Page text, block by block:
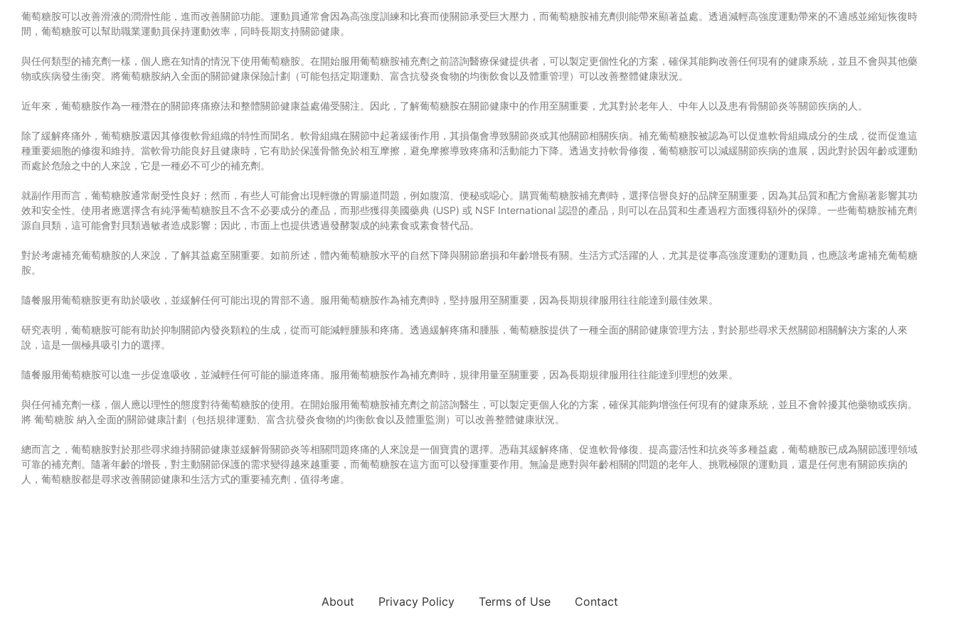
葡萄糖胺可以改善滑液的潤滑性能，進而改善關節功能。運動員通常會因為高強度訓練和比賽而使關節承受巨大壓力，而葡萄糖胺補充劑則能帶來顯著益處。透過減輕高強度運動帶來的不適感並縮短恢復時
間，葡萄糖胺可以幫助職業運動員保持運動效率，同時長期支持關節健康。
與任何類型的補充劑一樣，個人應在知情的情況下使用葡萄糖胺。在開始服用葡萄糖胺補充劑之前諮詢醫療保健提供者，可以製定更個性化的方案，確保其能夠改善任何現有的健康系統，並且不會與其他藥
物或疾病發生衝突。將葡萄糖胺納入全面的關節健康保險計劃（可能包括定期運動、富含抗發炎食物的均衡飲食以及體重管理）可以改善整體健康狀況。
近年來，葡萄糖胺作為一種潛在的關節疼痛療法和整體關節健康益處備受關注。因此，了解葡萄糖胺在關節健康中的作用至關重要，尤其對於老年人、中年人以及患有骨關節炎等關節疾病的人。
除了緩解疼痛外，葡萄糖胺還因其修復軟骨組織的特性而聞名。軟骨組織在關節中起著緩衝作用，其損傷會導致關節炎或其他關節相關疾病。補充葡萄糖胺被認為可以促進軟骨組織成分的生成，從而促進這
種重要細胞的修復和維持。當軟骨功能良好且健康時，它有助於保護骨骼免於相互摩擦，避免摩擦導致疼痛和活動能力下降。透過支持軟骨修復，葡萄糖胺可以減緩關節疾病的進展，因此對於因年齡或運動
而處於危險之中的人來說，它是一種必不可少的補充劑。
就副作用而言，葡萄糖胺通常耐受性良好；然而，有些人可能會出現輕微的胃腸道問題，例如腹瀉、便秘或噁心。購買葡萄糖胺補充劑時，選擇信譽良好的品牌至關重要，因為其品質和配方會顯著影響其功
效和安全性。使用者應選擇含有純淨葡萄糖胺且不含不必要成分的產品，而那些獲得美國藥典 (USP) 或 NSF International 認證的產品，則可以在品質和生產過程方面獲得額外的保障。一些葡萄糖胺補充劑
源自貝類，這可能會對貝類過敏者造成影響；因此，市面上也提供透過發酵製成的純素食或素食替代品。
對於考慮補充葡萄糖胺的人來說，了解其益處至關重要。如前所述，體內葡萄糖胺水平的自然下降與關節磨損和年齡增長有關。生活方式活躍的人，尤其是從事高強度運動的運動員，也應該考慮補充葡萄糖
胺。
隨餐服用葡萄糖胺更有助於吸收，並緩解任何可能出現的胃部不適。服用葡萄糖胺作為補充劑時，堅持服用至關重要，因為長期規律服用往往能達到最佳效果。
研究表明，葡萄糖胺可能有助於抑制關節內發炎顆粒的生成，從而可能減輕腫脹和疼痛。透過緩解疼痛和腫脹，葡萄糖胺提供了一種全面的關節健康管理方法，對於那些尋求天然關節相關解決方案的人來
說，這是一個極具吸引力的選擇。
隨餐服用葡萄糖胺可以進一步促進吸收，並減輕任何可能的腸道疼痛。服用葡萄糖胺作為補充劑時，規律用量至關重要，因為長期規律服用往往能達到理想的效果。
與任何補充劑一樣，個人應以理性的態度對待葡萄糖胺的使用。在開始服用葡萄糖胺補充劑之前諮詢醫生，可以製定更個人化的方案，確保其能夠增強任何現有的健康系統，並且不會幹擾其他藥物或疾病。
將 葡萄糖胺 納入全面的關節健康計劃（包括規律運動、富含抗發炎食物的均衡飲食以及體重監測）可以改善整體健康狀況。
總而言之，葡萄糖胺對於那些尋求維持關節健康並緩解骨關節炎等相關問題疼痛的人來說是一個寶貴的選擇。憑藉其緩解疼痛、促進軟骨修復、提高靈活性和抗炎等多種益處，葡萄糖胺已成為關節護理領域
可靠的補充劑。隨著年齡的增長，對主動關節保護的需求變得越來越重要，而葡萄糖胺在這方面可以發揮重要作用。無論是應對與年齡相關的問題的老年人、挑戰極限的運動員，還是任何患有關節疾病的
人，葡萄糖胺都是尋求改善關節健康和生活方式的重要補充劑，值得考慮。
About Privacy Policy Terms of Use Contact